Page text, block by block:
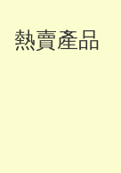
熱賣產品